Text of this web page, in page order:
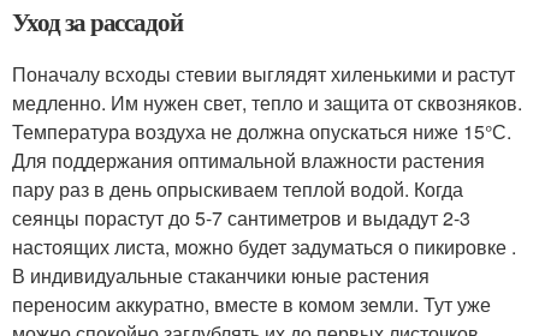
Уход за рассадой
Поначалу всходы стевии выглядят хиленькими и растут
медленно. Им нужен свет, тепло и защита от сквозняков.
Температура воздуха не должна опускаться ниже 15°С.
Для поддержания оптимальной влажности растения
пару раз в день опрыскиваем теплой водой. Когда
сеянцы порастут до 5-7 сантиметров и выдадут 2-3
настоящих листа, можно будет задуматься о пикировке .
В индивидуальные стаканчики юные растения
переносим аккуратно, вместе в комом земли. Тут уже